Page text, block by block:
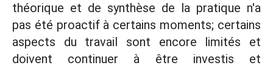
théorique et de synthèse de la pratique n'a
pas été proactif à certains moments; certains
aspects du travail sont encore limités et
doivent continuer à être investis et